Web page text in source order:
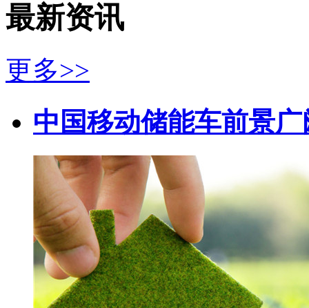
最新资讯
更多>>
中国移动储能车前景